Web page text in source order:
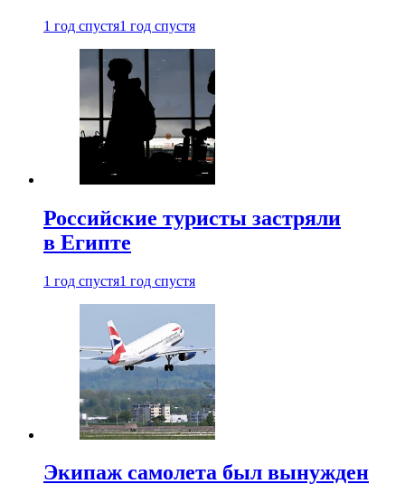
1 год спустя1 год спустя
Российские туристы застряли
в Египте
1 год спустя1 год спустя
Экипаж самолета был вынужден